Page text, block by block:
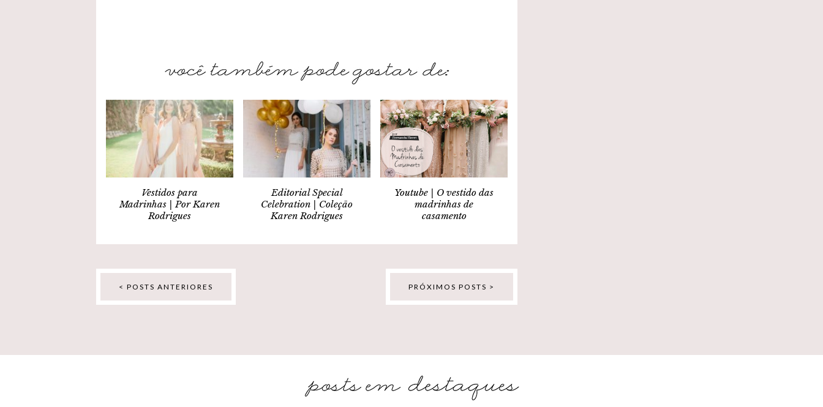
Vestidos para
Madrinhas | Por Karen
Rodrigues
Editorial Special
Celebration | Coleção
Karen Rodrigues
Youtube | O vestido das
madrinhas de
casamento
< POSTS ANTERIORES PRÓXIMOS POSTS >